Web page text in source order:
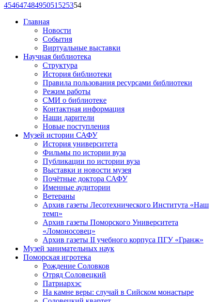
45464748495051 525354
Главная
Новости
События
Виртуальные выставки
Научная библиотека
Структура
История библиотеки
Правила пользования ресурсами библиотеки
Режим работы
СМИ о библиотеке
Контактная информация
Наши дарители
Новые поступления
Музей истории САФУ
История университета
Фильмы по истории вуза
Публикации по истории вуза
Выставки и новости музея
Почётные доктора САФУ
Именные аудитории
Ветераны
Архив газеты Лесотехнического Института «Наш
темп»
Архив газеты Поморского Университета
«Ломоносовец»
Архив газеты II учебного корпуса ПГУ «Гранж»
Музей занимательных наук
Поморская игротека
Рождение Соловков
Отряд Соловецкий
Патриархэс
На камне веры: случай в Сийском монастыре